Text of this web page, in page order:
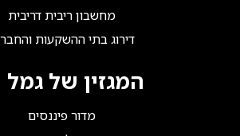
מחשבון ריבית דריבית
דירוג בתי ההשקעות
המגזין של גמל
מדור פיננסים